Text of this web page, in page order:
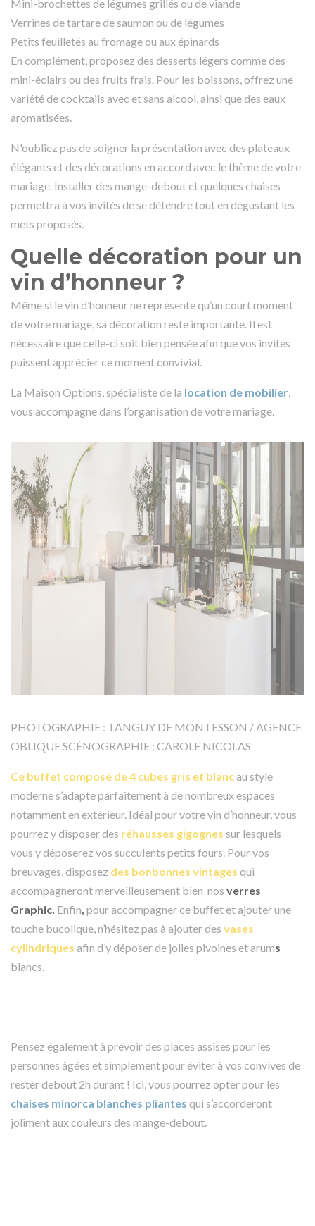
Mini-brochettes de légumes grillés ou de viande
Verrines de tartare de saumon ou de légumes
Petits feuilletés au fromage ou aux épinards
En complément, proposez des desserts légers comme des
mini-éclairs ou des fruits frais. Pour les boissons, offrez une
variété de cocktails avec et sans alcool, ainsi que des eaux
aromatisées.
N'oubliez pas de soigner la présentation avec des plateaux
élégants et des décorations en accord avec le thème de votre
mariage. Installer des mange-debout et quelques chaises
permettra à vos invités de se détendre tout en dégustant les
mets proposés.
Quelle décoration pour un
vin d’honneur ?
Même si le vin d’honneur ne représente qu’un court moment
de votre mariage, sa décoration reste importante. Il est
nécessaire que celle-ci soit bien pensée afin que vos invités
puissent apprécier ce moment convivial.
La Maison Options, spécialiste de la location de mobilier
vous accompagne dans l’organisation de votre mariage.
PHOTOGRAPHIE : TANGUY DE MONTESSON / AGENCE
OBLIQUE SCÉNOGRAPHIE : CAROLE NICOLAS
Ce buffet composé de 4 cubes gris et blancau style
moderne s’adapte parfaitement à de nombreux espaces
notamment en extérieur. Idéal pour votre vin d’honneur, vous
pourrez y disposer des réhausses gigognes sur lesquels
vous y déposerez vos succulents petits fours. Pour vos
breuvages, disposez des bonbonnes vintages qui
accompagneront merveilleusement bien nos verres
Graphic. Enfin pour accompagner ce buffet et ajouter une
touche bucolique, n’hésitez pas à ajouter des vases
cylindriques afin d’y déposer de jolies pivoines et arums
blancs.
Pensez également à prévoir des places assises pour les
personnes âgées et simplement pour éviter à vos convives de
rester debout 2h durant ! Ici, vous pourrez opter pour les
chaises minorca blanches pliantes qui s’accorderont
joliment aux couleurs des mange-debout.